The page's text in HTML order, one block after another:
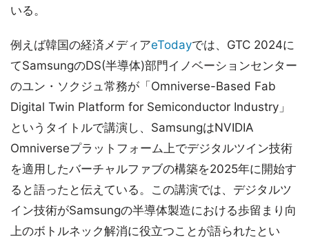
いる。
例えば韓国の経済メディアeTodayでは、GTC 2024に
てSamsungのDS(半導体)部門イノベーションセンター
のユン・ソクジュ常務が「Omniverse-Based Fab
Digital Twin Platform for Semiconductor Industry」
というタイトルで講演し、SamsungはNVIDIA
Omniverseプラットフォーム上でデジタルツイン技術
を適用したバーチャルファブの構築を2025年に開始す
ると語ったと伝えている。この講演では、デジタルツ
イン技術がSamsungの半導体製造における歩留まり向
上のボトルネック解消に役立つことが語られたとい